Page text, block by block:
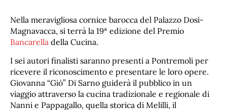
Nella meravigliosa cornice barocca del Palazzo Dosi-
Magnavacca, si terrà la 19ª edizione del Premio
Bancarella della Cucina.
I sei autori finalisti saranno presenti a Pontremoli per
ricevere il riconoscimento e presentare le loro opere.
Giovanna “Giò” Di Sarno guiderà il pubblico in un
viaggio attraverso la cucina tradizionale e regionale di
Nanni e Pappagallo, quella storica di Melilli, il